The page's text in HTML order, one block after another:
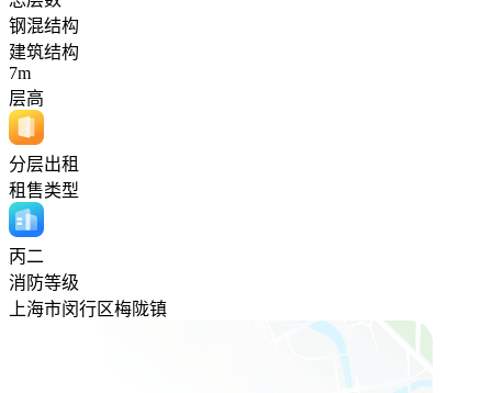
钢混结构
建筑结构
7m
层高
分层出租
租售类型
丙二
消防等级
上海市闵行区梅陇镇